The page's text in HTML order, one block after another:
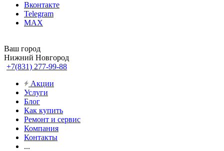
Вконтакте
Telegram
MAX
Ваш город
Нижний Новгород
+7(831) 277-99-88
Акции
Услуги
Блог
Как купить
Ремонт и сервис
Компания
Контакты
...